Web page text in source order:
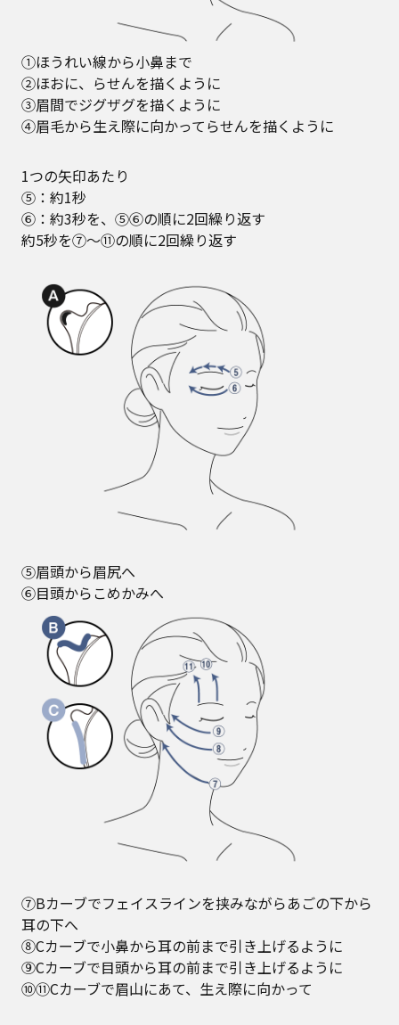
①ほうれい線から小鼻まで
②ほおに、らせんを描くように
③眉間でジグザグを描くように
④眉毛から生え際に向かってらせんを描くように
1つの矢印あたり
⑤：約1秒
⑥：約3秒を、⑤⑥の順に2回繰り返す
約5秒を⑦～⑪の順に2回繰り返す
⑤眉頭から眉尻へ
⑥目頭からこめかみへ
⑦Bカーブでフェイスラインを挟みながらあごの下から
耳の下へ
⑧Cカーブで小鼻から耳の前まで引き上げるように
⑨Cカーブで目頭から耳の前まで引き上げるように
⑩⑪Cカーブで眉山にあて、生え際に向かって